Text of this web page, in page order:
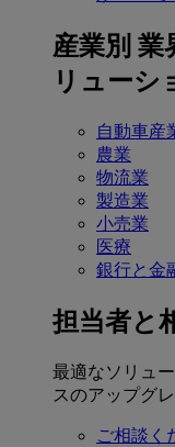
産業別 業
リューシ
自動車産
農業
物流業
製造業
小売業
医療
銀行と金
担当者と
最適なソリュ
スのアップグ
ご相談く